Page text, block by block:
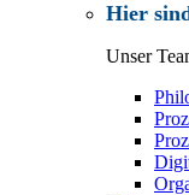
Hier
Unser